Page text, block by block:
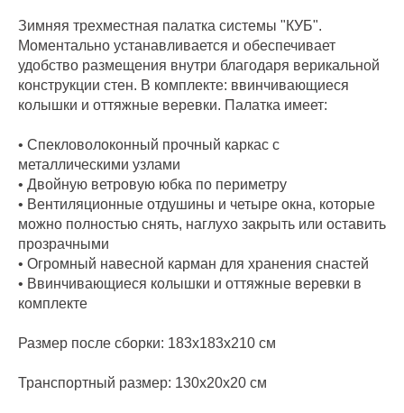
Зимняя трехместная палатка системы "КУБ".
Моментально устанавливается и обеспечивает
удобство размещения внутри благодаря верикальной
конструкции стен. В комплекте: ввинчивающиеся
колышки и оттяжные веревки. Палатка имеет:
• Спекловолоконный прочный каркас с
металлическими узлами
• Двойную ветровую юбка по периметру
• Вентиляционные отдушины и четыре окна, которые
можно полностью снять, наглухо закрыть или оставить
прозрачными
• Огромный навесной карман для хранения снастей
• Ввинчивающиеся колышки и оттяжные веревки в
комплекте
Размер после сборки: 183x183x210 см
Транспортный размер: 130x20x20 см